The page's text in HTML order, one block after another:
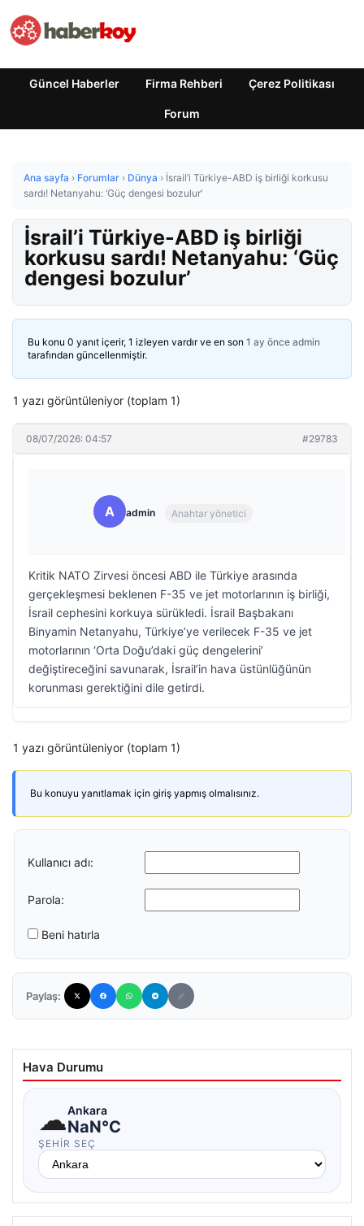
Güncel Haberler Firma Rehberi Çerez Politikası
Forum
Ana sayfa › Forumlar › Dünya › İsrail’i Türkiye-ABD iş birliği korkusu
sardı! Netanyahu: ‘Güç dengesi bozulur’
İsrail’i Türkiye-ABD iş birliği
korkusu sardı! Netanyahu: ‘Güç
dengesi bozulur’
Bu konu 0 yanıt içerir, 1 izleyen vardır ve en son 1 ay önce admin
tarafından güncellenmiştir.
1 yazı görüntüleniyor (toplam 1)
08/07/2026: 04:57 #29783
A admin Anahtar yönetici
Kritik NATO Zirvesi öncesi ABD ile Türkiye arasında
gerçekleşmesi beklenen F-35 ve jet motorlarının iş birliği,
İsrail cephesini korkuya sürükledi. İsrail Başbakanı
Binyamin Netanyahu, Türkiye’ye verilecek F-35 ve jet
motorlarının ‘Orta Doğu’daki güç dengelerini’
değiştireceğini savunarak, İsrail’in hava üstünlüğünün
korunması gerektiğini dile getirdi.
1 yazı görüntüleniyor (toplam 1)
Bu konuyu yanıtlamak için giriş yapmış olmalısınız.
Kullanıcı adı:
Parola:
Beni hatırla
Paylaş:
Hava Durumu
☁Ankara
NaN°C
ŞEHIR SEÇ